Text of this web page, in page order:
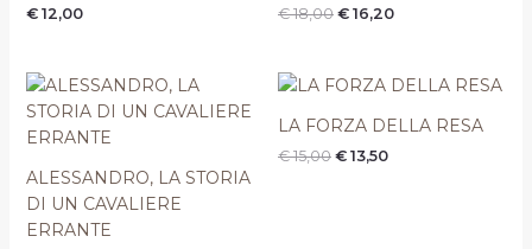
€12,00 €18,00 € 18,00.
€ 16,20€ 16,20.
ALESSANDRO, LA STORIA
DI UN CAVALIERE
ERRANTE
Il
originale
era:
Il
prezzo
attuale
LA FORZA DELLA RESA
€15,00
Il
originale
era:
€ 15,00.
€ 13,50
Il
attuale
è:
€ 13,50.